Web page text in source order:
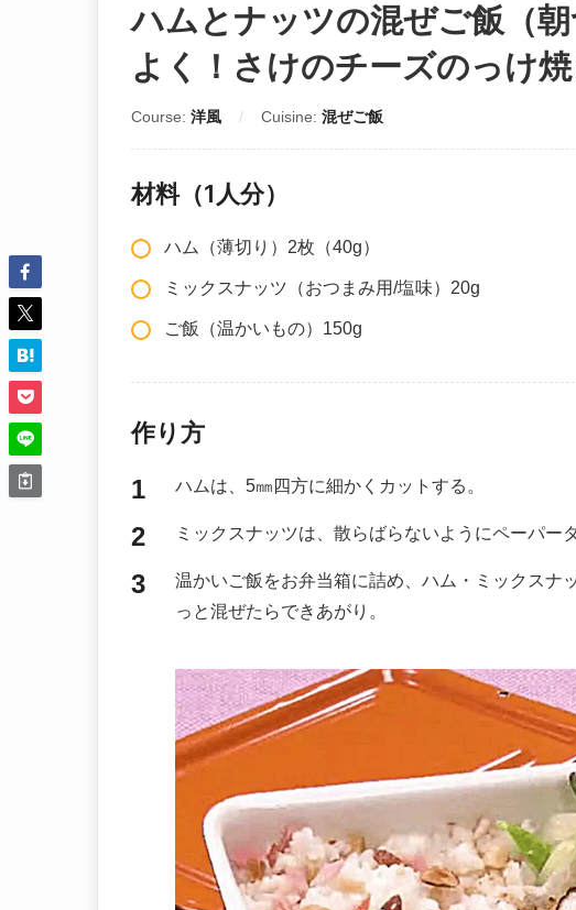
ハムとナッツの混ぜご飯（
よく！さけのチーズのっけ焼
Course: 洋風 Cuisine: 混ぜご飯
材料（1人分）
ハム（薄切り）2枚（40g）
ミックスナッツ（おつまみ用/塩味）20g
ご飯（温かいもの）150g
作り方
ハムは、5㎜四方に細かくカットする。
ミックスナッツは、散らばらないようにペーパー
温かいご飯をお弁当箱に詰め、ハム・ミックスナ
っと混ぜたらできあがり。